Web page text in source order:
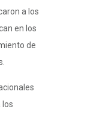
a los
en los
de
los